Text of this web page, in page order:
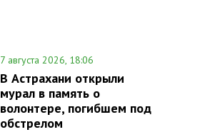
7 августа 2026, 18:06
В Астрахани открыли
мурал в память о
волонтере, погибшем под
обстрелом